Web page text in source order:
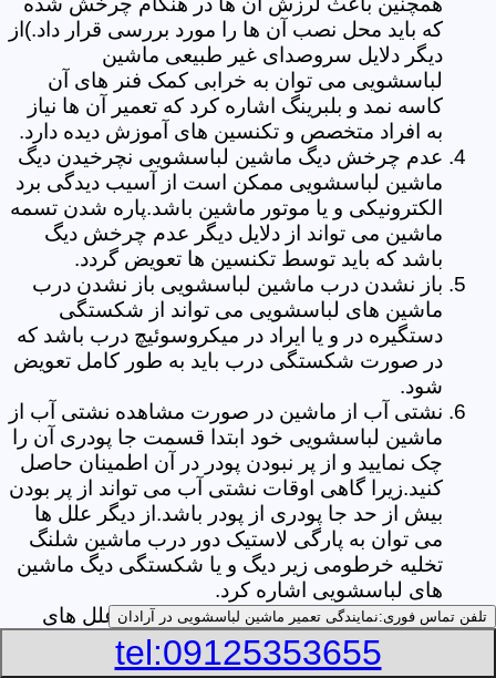
که باید محل نصب آن ها را مورد بررسی قرار داد.)از
دیگر دلایل سروصدای غیر طبیعی ماشین
لباسشویی می توان به خرابی کمک فنر های آن
کاسه نمد و بلبرینگ اشاره کرد که تعمیر آن ها نیاز
به افراد متخصص و تکنسین های آموزش دیده دارد.
عدم چرخش دیگ ماشین لباسشویی نچرخیدن دیگ
ماشین لباسشویی ممکن است از آسیب دیدگی برد
الکترونیکی و یا موتور ماشین باشد.پاره شدن تسمه
ماشین می تواند از دلایل دیگر عدم چرخش دیگ
باشد که باید توسط تکنسین ها تعویض گردد.
باز نشدن درب ماشین لباسشویی باز نشدن درب
ماشین های لباسشویی می تواند از شکستگی
دستگیره در و یا ایراد در میکروسوئیچ درب باشد که
در صورت شکستگی درب باید به طور کامل تعویض
شود.
نشتی آب از ماشین در صورت مشاهده نشتی آب از
ماشین لباسشویی خود ابتدا قسمت جا پودری آن را
چک نمایید و از پر نبودن پودر در آن اطمینان حاصل
کنید.زیرا گاهی اوقات نشتی آب می تواند از پر بودن
بیش از حد جا پودری از پودر باشد.از دیگر علل ها
می توان به پارگی لاستیک دور درب ماشین شلنگ
تخلیه خرطومی زیر دیگ و یا شکستگی دیگ ماشین
های لباسشویی اشاره کرد.
خشک نکردن لباس ها یکی از بیشترین علل های
خشک نکردن لباس ها توسط ماشین های
لباسشویی پر کردن دیگ آن ها بیش از حد ظرفیت
تلفن تماس فوری:نمایندگی تعمیر ماشین لباسشویی در آرادان
tel:09125353655